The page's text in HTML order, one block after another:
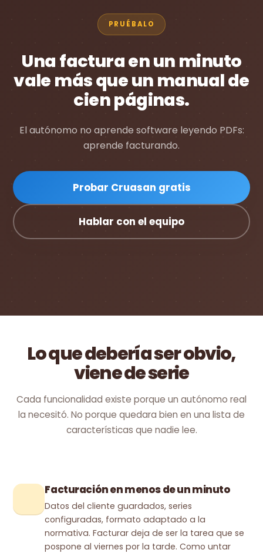
PRUÉBALO
Una factura en un minuto
vale más que un manual de
cien páginas.
El autónomo no aprende software leyendo PDFs:
aprende facturando.
Probar Cruasan gratis
Hablar con el equipo
Lo que debería ser obvio,
viene de serie
Cada funcionalidad existe porque un autónomo real
la necesitó. No porque quedara bien en una lista de
características que nadie lee.
Facturación en menos de un minuto
Datos del cliente guardados, series
configuradas, formato adaptado a la
normativa. Facturar deja de ser la tarea que se
pospone al viernes por la tarde. Como untar